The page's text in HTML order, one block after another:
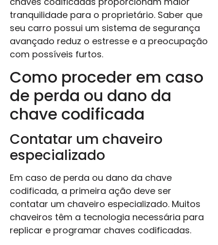
tranquilidade para o proprietário. Saber que
seu carro possui um sistema de segurança
avançado reduz o estresse e a preocupação
com possíveis furtos.
Como proceder em caso
de perda ou dano da
chave codificada
Contatar um chaveiro
especializado
Em caso de perda ou dano da chave
codificada, a primeira ação deve ser
contatar um chaveiro especializado. Muitos
chaveiros têm a tecnologia necessária para
replicar e programar chaves codificadas.